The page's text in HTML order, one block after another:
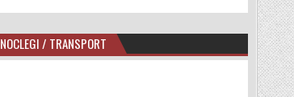
NOCLEGI / TRANSPORT